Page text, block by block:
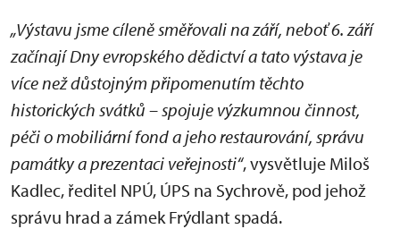
„Výstavu jsme cíleně směřovali na září, neboť 6. září
začínají Dny evropského dědictví a tato výstava je
více než důstojným připomenutím těchto
historických svátků – spojuje výzkumnou činnost,
péči o mobiliární fond a jeho restaurování, správu
památky a prezentaci veřejnosti“, vysvětluje Miloš
Kadlec, ředitel NPÚ, ÚPS na Sychrově, pod jehož
správu hrad a zámek Frýdlant spadá.